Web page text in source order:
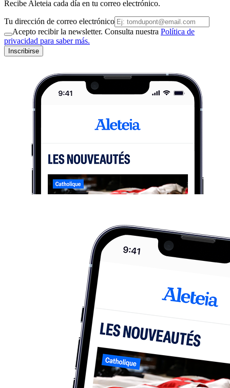
Recibe Aleteia cada día en tu correo electrónico.
Tu dirección de correo electrónico
Acepto recibir la newsletter. Consulta nuestra Política de
privacidad para saber más.
Inscribirse